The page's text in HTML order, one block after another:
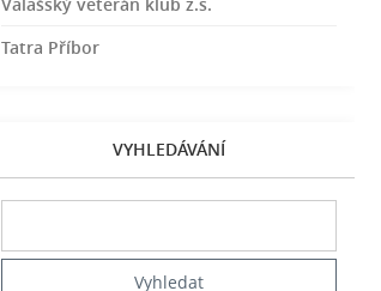
Tatra Příbor
VYHLEDÁVÁNÍ